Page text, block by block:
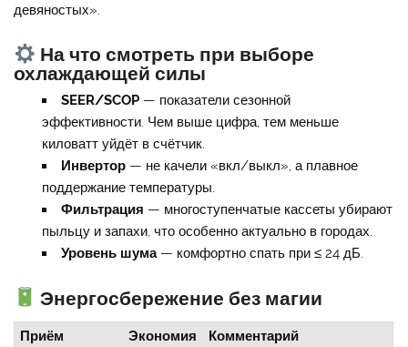
девяностых».
На что смотреть при выборе
охлаждающей силы
SEER/SCOP— показатели сезонной
эффективности. Чем выше цифра, тем меньше
киловатт уйдёт в счётчик.
Инвертор— не качели «вкл/выкл», а плавное
поддержание температуры.
Фильтрация — многоступенчатые кассеты убирают
пыльцу и запахи, что особенно актуально в городах.
Уровень шума— комфортно спать при ≤ 24 дБ.
Энергосбережение без магии
Приём Экономия
Комментарий